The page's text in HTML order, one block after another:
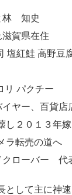
林 知史
賀県在住
塩紅鮭 高野豆
リ パクチー
ヤー、百貨店
し２０１３年
ラ転売の道へ
クローバー 代
として主に神